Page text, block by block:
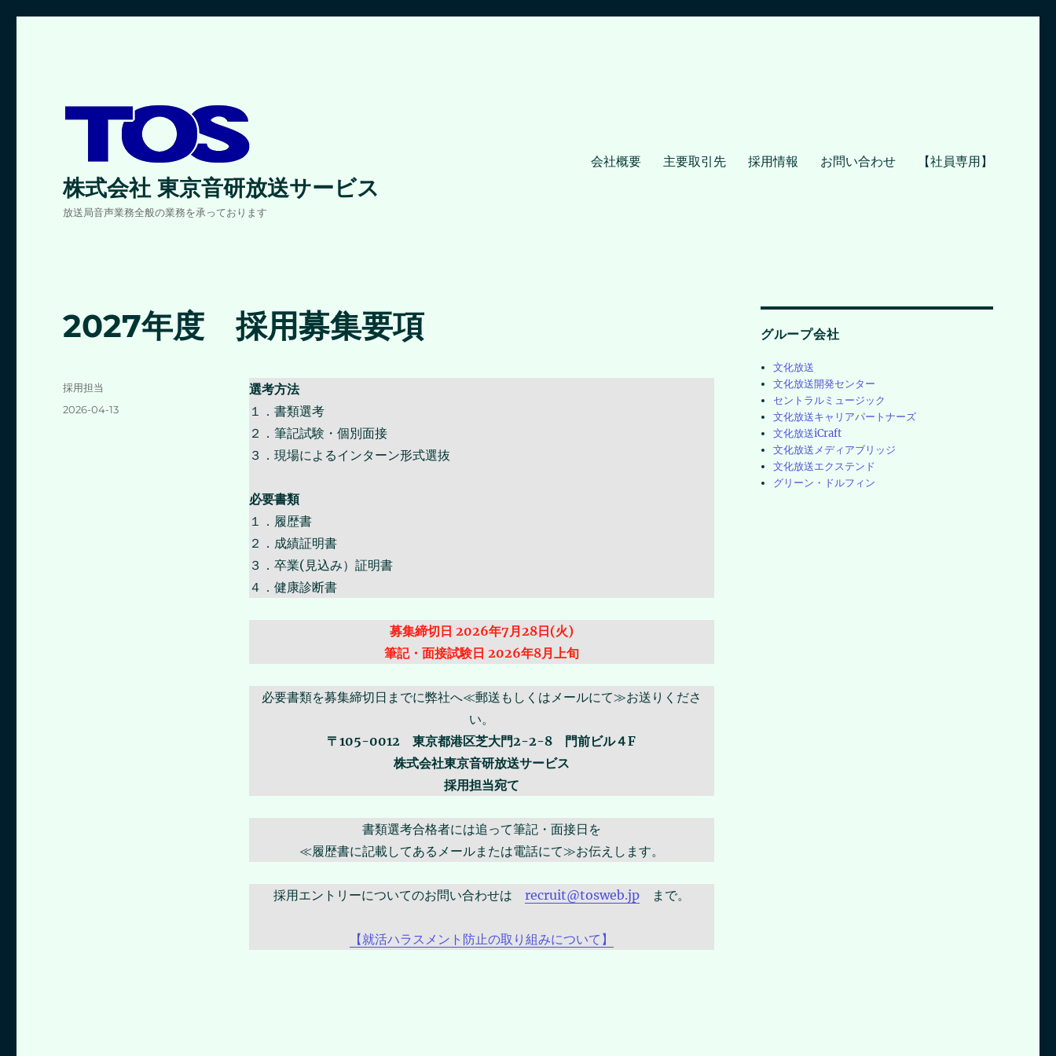
株式会社 東京音研放送サービス
放送局音声業務全般の業務を承っております
会社概要 主要取引先 採用情報 お問い合わせ 【社員専用】
2027年度 採用募集要項
選考方法
１．書類選考
２．筆記試験・個別面接
３．現場によるインターン形式選抜
必要書類
１．履歴書
２．成績証明書
３．卒業(見込み）証明書
４．健康診断書
募集締切日 2026年7月28日(火)
筆記・面接試験日 2026年8月上旬
必要書類を募集締切日までに弊社へ≪郵送もしくはメールにて≫お送りくださ
い。
〒105-0012 東京都港区芝大門2-2-8 門前ビル４F
株式会社東京音研放送サービス
採用担当宛て
書類選考合格者には追って筆記・面接日を
≪履歴書に記載してあるメールまたは電話にて≫お伝えします。
採用エントリーについてのお問い合わせは recruit@tosweb.jpまで。
【就活ハラスメント防止の取り組みについて】
投
採用担当
投
2026-04-13
グループ会社
文化放送
文化放送開発センター
セントラルミュージック
文化放送キャリアパートナーズ
文化放送iCraft
文化放送メディアブリッジ
文化放送エクステンド
グリーン・ドルフィン